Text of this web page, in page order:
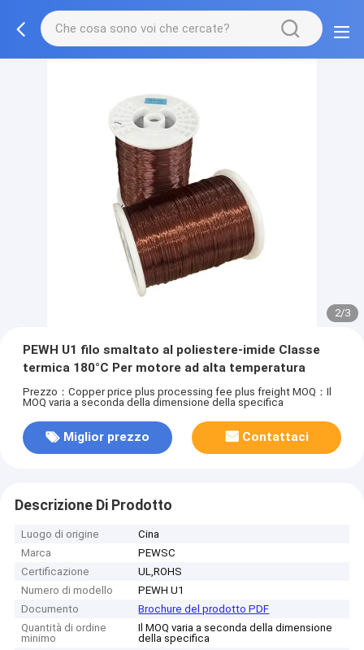
2/3
PEWH U1 filo smaltato al poliestere-imide Classe
termica 180°C Per motore ad alta temperatura
Prezzo：Copper price plus processing fee plus freight MOQ：Il
MOQ varia a seconda della dimensione della specifica
Miglior prezzo Contattaci
Descrizione Di Prodotto
Luogo di origine
Cina
Marca
PEWSC
Certificazione
UL,ROHS
Numero di modello
PEWH U1
Documento
Brochure del prodotto PDF
Quantità di ordine
minimo
Il MOQ varia a seconda della dimensione
della specifica